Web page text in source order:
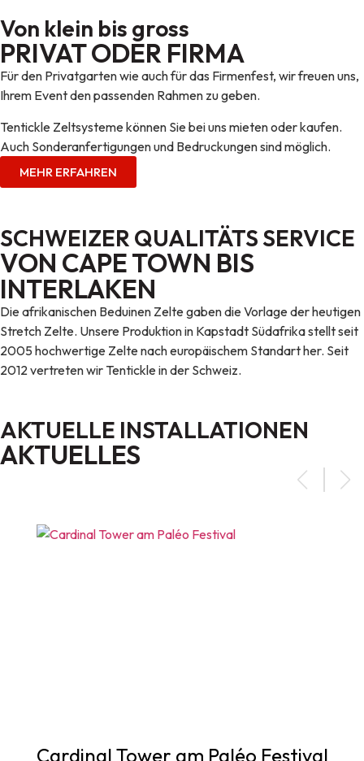
Von klein bis gross
PRIVAT ODER FIRMA
Für den Privatgarten wie auch für das Firmenfest, wir freuen uns,
Ihrem Event den passenden Rahmen zu geben.
Tentickle Zeltsysteme können Sie bei uns mieten oder kaufen.
Auch Sonderanfertigungen und Bedruckungen sind möglich.
MEHR ERFAHREN
SCHWEIZER QUALITÄTS SERVICE
VON CAPE TOWN BIS
INTERLAKEN
Die afrikanischen Beduinen Zelte gaben die Vorlage der heutigen
Stretch Zelte. Unsere Produktion in Kapstadt Südafrika stellt seit
2005 hochwertige Zelte nach europäischem Standart her. Seit
2012 vertreten wir Tentickle in der Schweiz.
AKTUELLE INSTALLATIONEN
AKTUELLES
Cardinal Tower am Paléo Festival